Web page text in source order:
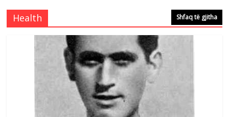
Comments Off
Çlirimtari Mentor Mushkolaj nderohet
me mirenjohje nga Xhevdet Qeriqi Dega
e invalidëve në Fushë Kosovë
August 4, 2026 Comments Off
Sulm , pse të dua ty
Health Shfaq të gjitha